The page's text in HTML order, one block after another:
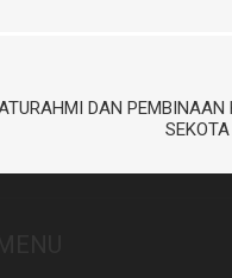
DAN PEMBINAAN